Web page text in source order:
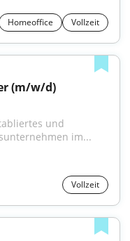
Homeoffice Vollzeit
(m/w/d)
und
im...
Vollzeit